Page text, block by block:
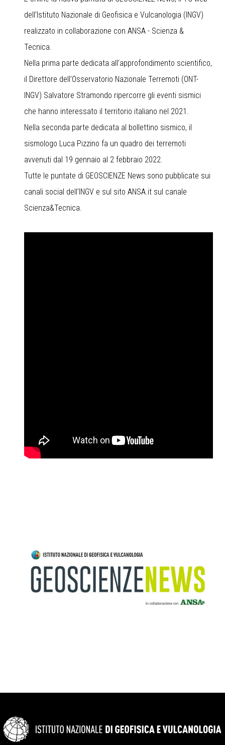
dell’Istituto Nazionale di Geofisica e Vulcanologia (INGV)
realizzato in collaborazione con ANSA - Scienza &
Tecnica.
Nella prima parte dedicata all’approfondimento scientifico,
il Direttore dell'Osservatorio Nazionale Terremoti (ONT-
INGV) Salvatore Stramondo ripercorre gli eventi sismici
che hanno interessato il territorio italiano nel 2021.
Nella seconda parte dedicata al bollettino sismico, il
sismologo Luca Pizzino fa un quadro dei terremoti
avvenuti dal 19 gennaio al 2 febbraio 2022.
Tutte le puntate di GEOSCIENZE News sono pubblicate sui
canali social dell'INGV e sul sito ANSA.it sul canale
Scienza&Tecnica.